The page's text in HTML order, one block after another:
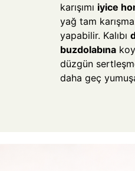
karışımı iyice
yağ tam
yapabilir. Kalıbı
buzdolabına
düzgün
daha geç